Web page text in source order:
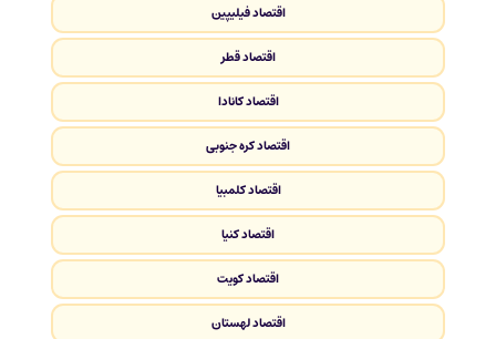
اقتصاد فیلیپین
اقتصاد قطر
اقتصاد کانادا
اقتصاد کره جنوبی
اقتصاد کلمبیا
اقتصاد کنیا
اقتصاد کویت
اقتصاد لهستان